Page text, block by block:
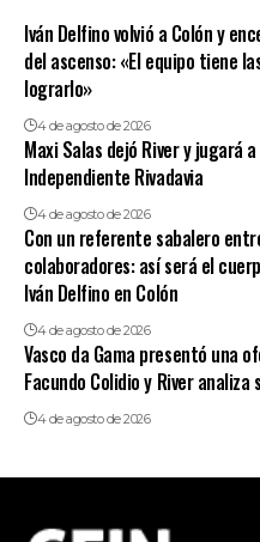
Iván Delfino volvió a Colón y
del ascenso: «El equipo tiene
lograrlo»
4 de agosto de 2026
Maxi Salas dejó River y jugará
Independiente Rivadavia
4 de agosto de 2026
Con un referente sabalero
colaboradores: así será el
Iván Delfino en Colón
4 de agosto de 2026
Vasco da Gama presentó una
Facundo Colidio y River analiza
4 de agosto de 2026